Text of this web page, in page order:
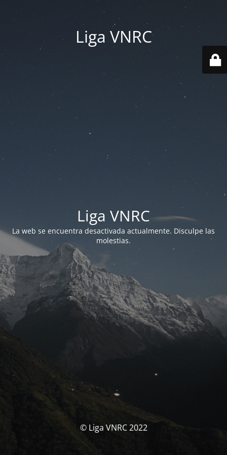
Liga VNRC
Liga VNRC
La web se encuentra desactivada actualmente. Disculpe las
molestias.
© Liga VNRC 2022